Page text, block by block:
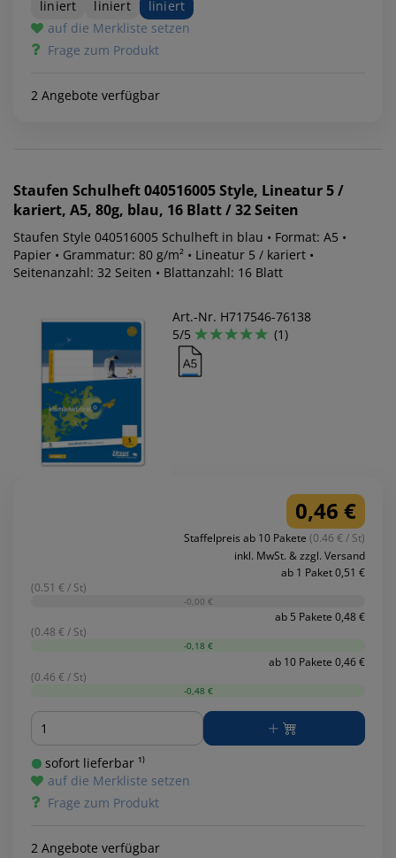
liniert liniert
liniert
auf die Merkliste setzen
Frage zum Produkt
2 Angebote verfügbar
Staufen Schulheft 040516005 Style, Lineatur 5 /
kariert, A5, 80g, blau, 16 Blatt / 32 Seiten
Staufen Style 040516005 Schulheft in blau • Format: A5 •
Papier • Grammatur: 80 g/m² • Lineatur 5 / kariert •
Seitenanzahl: 32 Seiten • Blattanzahl: 16 Blatt
Art.-Nr. H717546-76138
5/5
(1)
0,46 €
Staffelpreis ab 10 Pakete (0.46 € / St)
inkl. MwSt. & zzgl. Versand
ab 1 Paket 0,51 €
(0.51 € / St)
-0,00 €
ab 5 Pakete 0,48 €
(0.48 € / St)
-0,18 €
ab 10 Pakete 0,46 €
(0.46 € / St)
-0,48 €
Menge
sofort lieferbar ¹⁾
auf die Merkliste setzen
Frage zum Produkt
2 Angebote verfügbar